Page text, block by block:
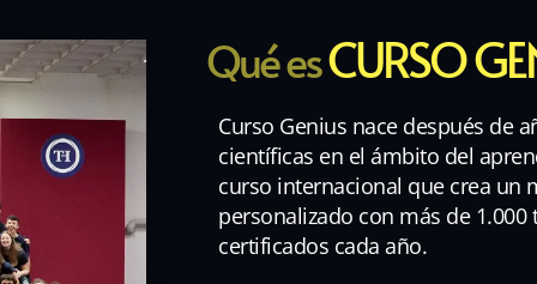
Qué esCURSO
Curso Genius nace después de
científicas en el ámbito del
curso internacional que crea un
personalizado con más de
certificados cada año.